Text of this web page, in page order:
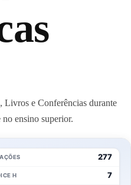
Livros e Conferências durante
ensino superior.
277
H 7